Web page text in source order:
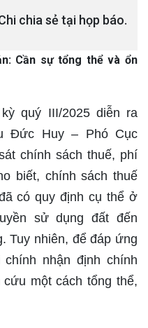
chia sẻ tại họp báo.
Cần sự tổng thể và ổn
quý III/2025 diễn ra
Đức Huy – Phó Cục
chính sách thuế, phí
biết, chính sách thuế
có quy định cụ thể ở
sử dụng đất đến
Tuy nhiên, để đáp ứng
nhận định chính
một cách tổng thể,